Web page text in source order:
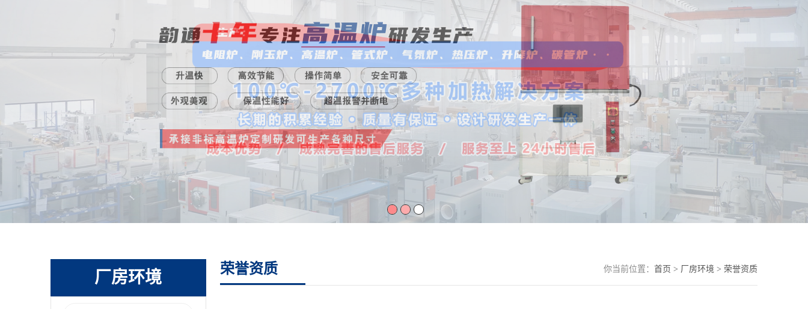
1 2 3
厂房环境 荣誉资质 你当前位置： 首页 > 厂房环境 > 荣誉资质